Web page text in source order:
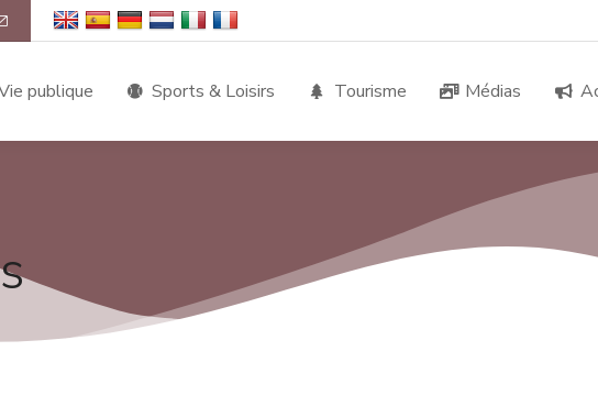
publique Sports & Loisirs Tourisme Médias